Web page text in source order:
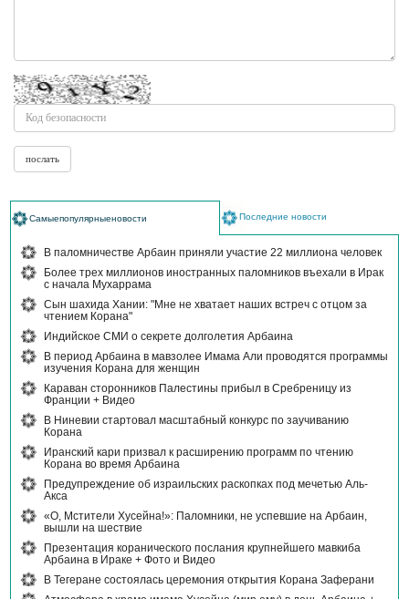
Самыепопулярныеновости Последние новости
В паломничестве Арбаин приняли участие 22 миллиона человек
Более трех миллионов иностранных паломников въехали в Ирак
с начала Мухаррама
Сын шахида Хании: "Мне не хватает наших встреч с отцом за
чтением Корана"
Индийское СМИ о секрете долголетия Арбаина
В период Арбаина в мавзолее Имама Али проводятся программы
изучения Корана для женщин
Караван сторонников Палестины прибыл в Сребреницу из
Франции + Видео
В Ниневии стартовал масштабный конкурс по заучиванию
Корана
Иранский кари призвал к расширению программ по чтению
Корана во время Арбаина
Предупреждение об израильских раскопках под мечетью Аль-
Акса
«О, Мстители Хусейна!»: Паломники, не успевшие на Арбаин,
вышли на шествие
Презентация коранического послания крупнейшего мавкиба
Арбаина в Ираке + Фото и Видео
В Тегеране состоялась церемония открытия Корана Заферани